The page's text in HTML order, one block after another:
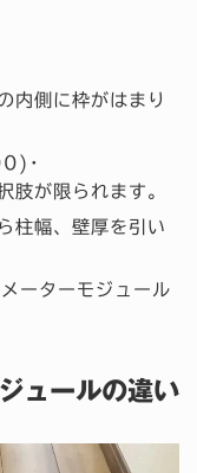
側に枠がはまり
･
限られます。
幅、壁厚を引い
ターモジュール
ュールの違い